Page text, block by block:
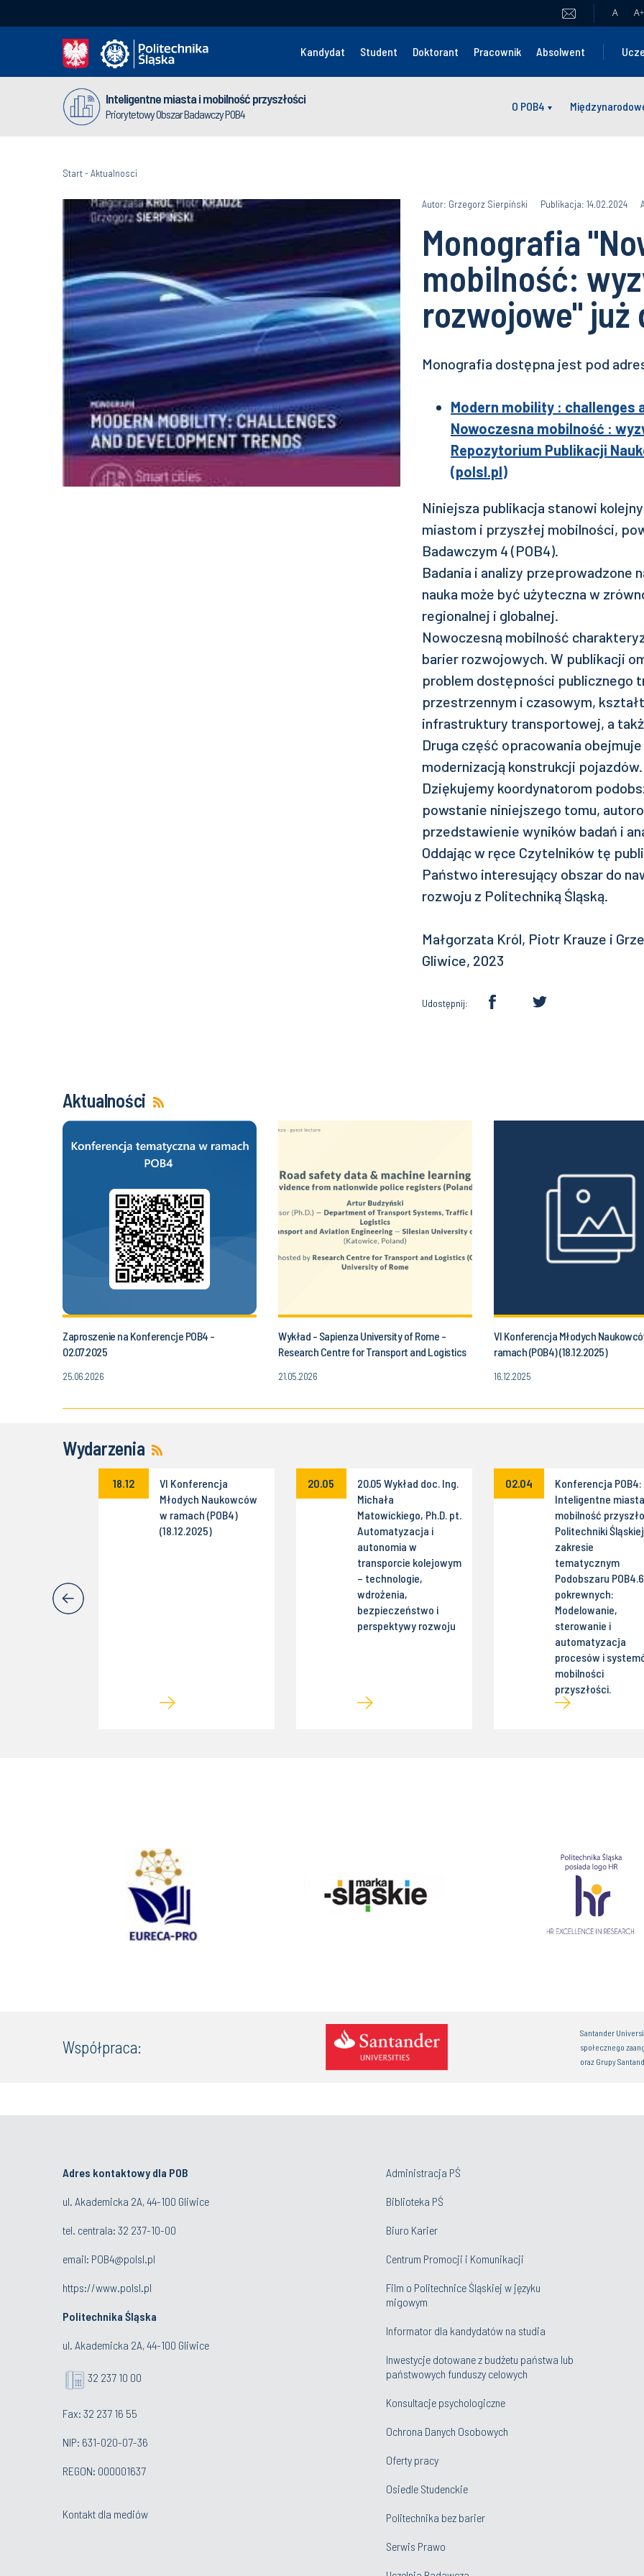
A A+
Kandydat Student Doktorant Pracownik Absolwent
Inteligentne miasta i mobilność przyszłości
Priorytetowy Obszar Badawczy POB4
O POB4
Start-Aktualnosci
Autor: Grzegorz Sierpiński Publikacja: 14.02.2024
Monografia
mobilność:
rozwojowe"
Monografia dostępna jest pod
Modern mobility : challenges
Nowoczesna mobilność :
Repozytorium Publikacji
(polsl.pl)
Niniejsza publikacja stanowi
miastom i przyszłej mobilności,
Badawczym 4 (POB4).
Badania i analizy przeprowadzone
nauka może być użyteczna w
regionalnej i globalnej.
Nowoczesną mobilność
barier rozwojowych. W publikacji
problem dostępności publicznego
przestrzennym i czasowym,
infrastruktury transportowej, a
Druga część opracowania
modernizacją konstrukcji pojazdów.
Dziękujemy koordynatorom
powstanie niniejszego tomu,
przedstawienie wyników badań i
Oddając w ręce Czytelników tę
Państwo interesujący obszar do
rozwoju z Politechniką Śląską.
Małgorzata Król, Piotr Krauze i
Gliwice, 2023
Udostępnij:
Aktualności
Zaproszenie na Konferencje POB4 -
02.07.2025
25.06.2026
Wykład - Sapienza University of Rome -
Research Centre for Transport and Logistics
21.05.2026
VI Konferencja Młodych
ramach (POB4) (18.12.2025)
16.12.2025
Wydarzenia
18.12
VI Konferencja
Młodych Naukowców
w ramach (POB4)
(18.12.2025)
20.05
20.05 Wykład doc. Ing.
Michała
Matowickiego, Ph.D. pt.
Automatyzacja i
autonomia w
transporcie kolejowym
– technologie,
wdrożenia,
bezpieczeństwo i
perspektywy rozwoju
02.04
Konferencja POB4:
Inteligentne
mobilność
Politechniki
zakresie
tematycznym
Podobszaru
pokrewnych:
Modelowanie,
sterowanie i
automatyzacja
procesów i
mobilności
przyszłości.
Współpraca:
Santander
społecznego
oraz Grupy
Adres kontaktowy dla POB
ul. Akademicka 2A, 44-100 Gliwice
tel. centrala: 32 237-10-00
email: POB4@polsl.pl
https://www.polsl.pl
Politechnika Śląska
ul. Akademicka 2A, 44-100 Gliwice
32 237 10 00
Fax: 32 237 16 55
NIP: 631-020-07-36
REGON: 000001637
Kontakt dla mediów
Administracja PŚ
Biblioteka PŚ
Biuro Karier
Centrum Promocji i Komunikacji
Film o Politechnice Śląskiej w języku
migowym
Informator dla kandydatów na studia
Inwestycje dotowane z budżetu państwa lub
państwowych funduszy celowych
Konsultacje psychologiczne
Ochrona Danych Osobowych
Oferty pracy
Osiedle Studenckie
Politechnika bez barier
Serwis Prawo